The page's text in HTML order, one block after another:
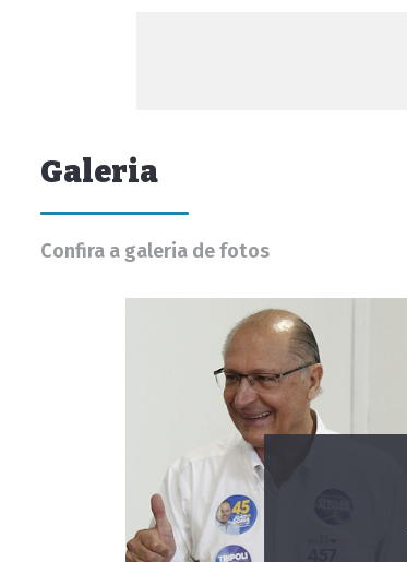
Galeria
Confira a galeria de fotos